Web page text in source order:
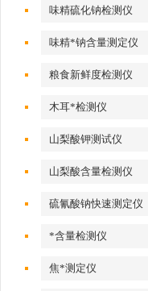
味精硫化钠检测仪
味精*钠含量测定仪
粮食新鲜度检测仪
木耳*检测仪
山梨酸钾测试仪
山梨酸含量检测仪
硫氰酸钠快速测定仪
*含量检测仪
焦*测定仪